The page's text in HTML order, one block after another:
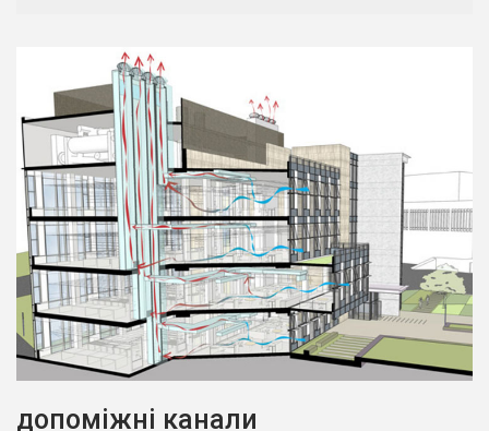
допоміжні канали